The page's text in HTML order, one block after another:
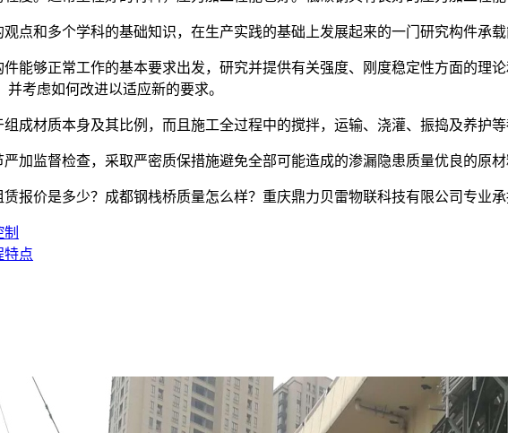
和多个学科的基础知识，在生产实践的基础上发展起来的一门研究构件承载
够正常工作的基本要求出发，研究并提供有关强度、刚度稳定性方面的理
考虑如何改进以适应新的要求。
材质本身及其比例，而且施工全过程中的搅拌，运输、浇灌、振捣及养护等
监督检查，采取严密质保措施避免全部可能造成的渗漏隐患质量优良的原材
报价是多少？成都钢栈桥质量怎么样？重庆鼎力贝雷物联科技有限公司专业
特点